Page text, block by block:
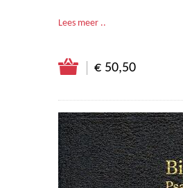
Lees meer ..
€ 50,50